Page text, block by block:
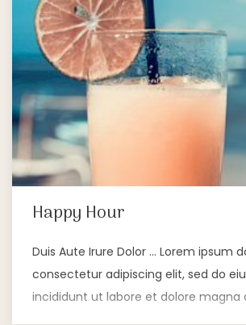
Happy Hour
Duis Aute Irure Dolor … Lorem ipsum
consectetur adipiscing elit, sed do
incididunt ut labore et dolore magna